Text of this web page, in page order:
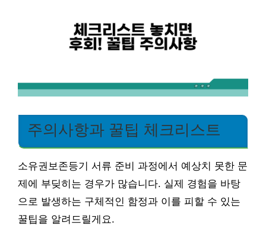
주의사항과 꿀팁 체크리스트
소유권보존등기 서류 준비 과정에서 예상치 못한 문
제에 부딪히는 경우가 많습니다. 실제 경험을 바탕
으로 발생하는 구체적인 함정과 이를 피할 수 있는
꿀팁을 알려드릴게요.